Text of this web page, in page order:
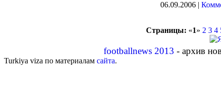
06.09.2006 |
Страницы: «1» 2 3 4
footballnews 2013 - архив
Turkiya viza по материалам сайта.